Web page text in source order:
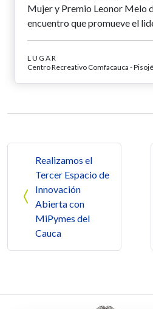
Mujer y Premio Leonor Melo
encuentro que promueve el
LUGAR
Centro Recreativo Comfacauca - Pisojé
Realizamos el
Tercer Espacio de
Innovación
Abierta con
MiPymes del
Cauca